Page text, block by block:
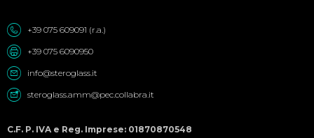
+39 075 609091 (r.a.)
+39 075 6090950
info@steroglass.it
steroglass.amm@pec.collabra.it
C.F. P. IVA e Reg. Imprese: 01870870548